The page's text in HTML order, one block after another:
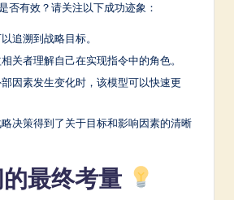
否有效？请关注以下成功迹象：
追溯到战略目标。
关者理解自己在实现指令中的角色。
因素发生变化时，该模型可以快速更
决策得到了关于目标和影响因素的清晰
最终考量